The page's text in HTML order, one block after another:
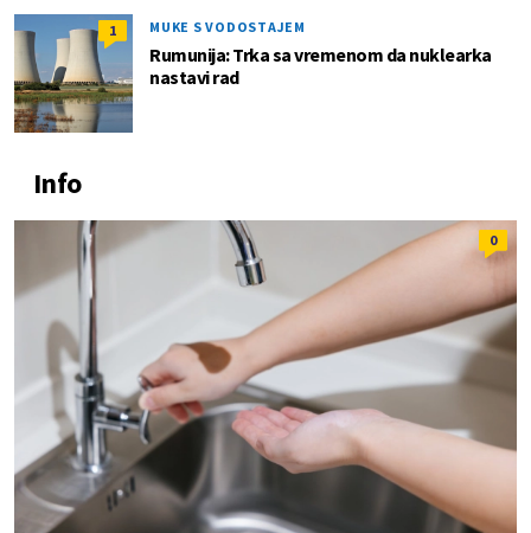
1 MUKE S VODOSTAJEM
Rumunija: Trka sa vremenom da nuklearka
nastavi rad
Info
0